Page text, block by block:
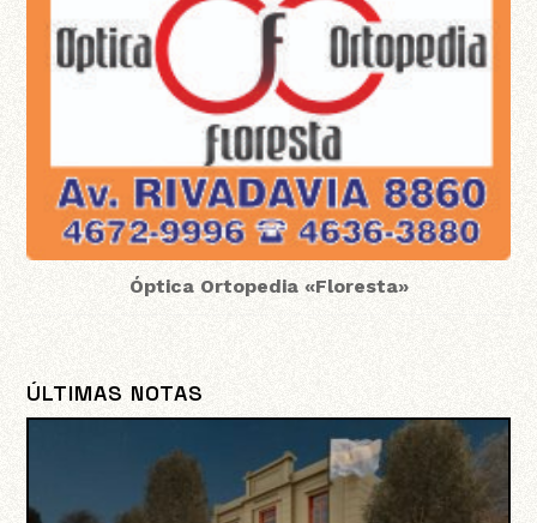
Óptica Ortopedia «Floresta»
ÚLTIMAS NOTAS